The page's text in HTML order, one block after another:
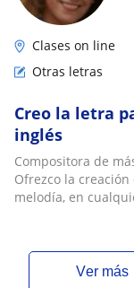
Clases on line
Otras letras
Creo la letra
inglés
Compositora de
Ofrezco la
melodía, en
ver más